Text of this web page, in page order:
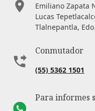
Emiliano Zapata
Lucas
Tlalnepantla,
Conmutador
(55) 5362 1501
Para informes